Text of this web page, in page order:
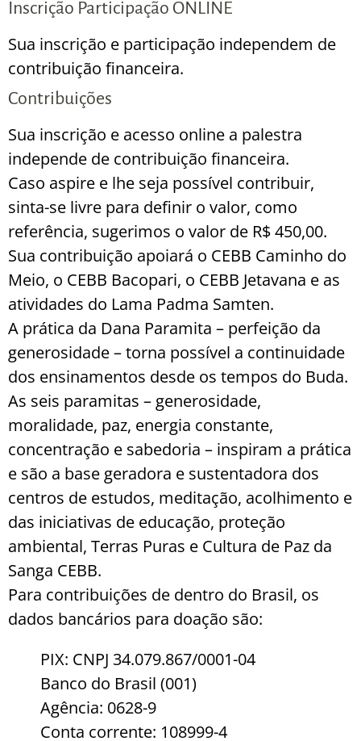
Inscrição Participação ONLINE
Sua inscrição e participação independem de
contribuição financeira.
Contribuições
Sua inscrição e acesso online a palestra
independe de contribuição financeira.
Caso aspire e lhe seja possível contribuir,
sinta-se livre para definir o valor, como
referência, sugerimos o valor de R$ 450,00.
Sua contribuição apoiará o CEBB Caminho do
Meio, o CEBB Bacopari, o CEBB Jetavana e as
atividades do Lama Padma Samten.
A prática da Dana Paramita – perfeição da
generosidade – torna possível a continuidade
dos ensinamentos desde os tempos do Buda.
As seis paramitas – generosidade,
moralidade, paz, energia constante,
concentração e sabedoria – inspiram a prática
e são a base geradora e sustentadora dos
centros de estudos, meditação, acolhimento e
das iniciativas de educação, proteção
ambiental, Terras Puras e Cultura de Paz da
Sanga CEBB.
Para contribuições de dentro do Brasil, os
dados bancários para doação são:
PIX: CNPJ 34.079.867/0001-04
Banco do Brasil (001)
Agência: 0628-9
Conta corrente: 108999-4